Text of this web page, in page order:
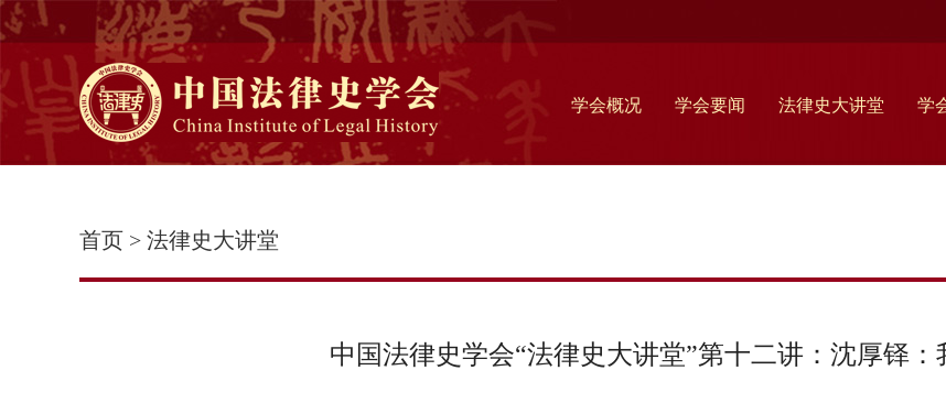
学会概况 学会要闻 法律史大讲堂 学
首页 > 法律史大讲堂
中国法律史学会“法律史大讲堂”第十二讲：沈厚铎